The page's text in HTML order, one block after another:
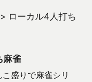
> ローカル4人打ち
麻雀
盛りで麻雀シリ